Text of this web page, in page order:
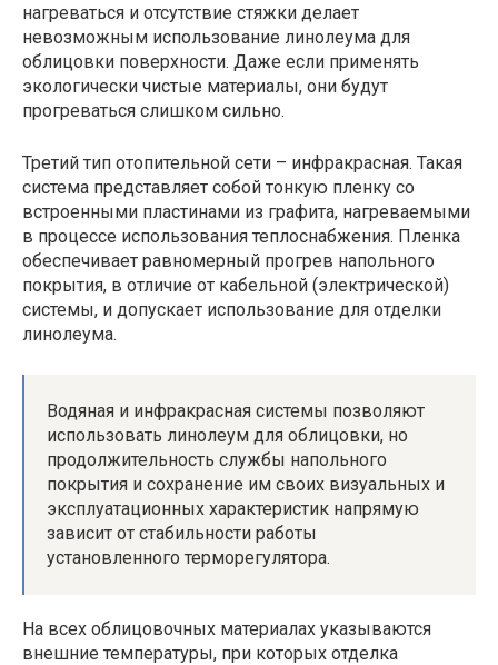
нагреваться и отсутствие стяжки делает
невозможным использование линолеума для
облицовки поверхности. Даже если применять
экологически чистые материалы, они будут
прогреваться слишком сильно.
Третий тип отопительной сети – инфракрасная. Такая
система представляет собой тонкую пленку со
встроенными пластинами из графита, нагреваемыми
в процессе использования теплоснабжения. Пленка
обеспечивает равномерный прогрев напольного
покрытия, в отличие от кабельной (электрической)
системы, и допускает использование для отделки
линолеума.
Водяная и инфракрасная системы позволяют
использовать линолеум для облицовки, но
продолжительность службы напольного
покрытия и сохранение им своих визуальных и
эксплуатационных характеристик напрямую
зависит от стабильности работы
установленного терморегулятора.
На всех облицовочных материалах указываются
внешние температуры, при которых отделка